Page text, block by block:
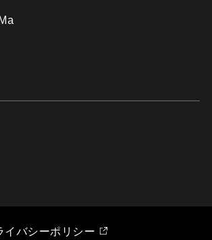
イバシーポリシー